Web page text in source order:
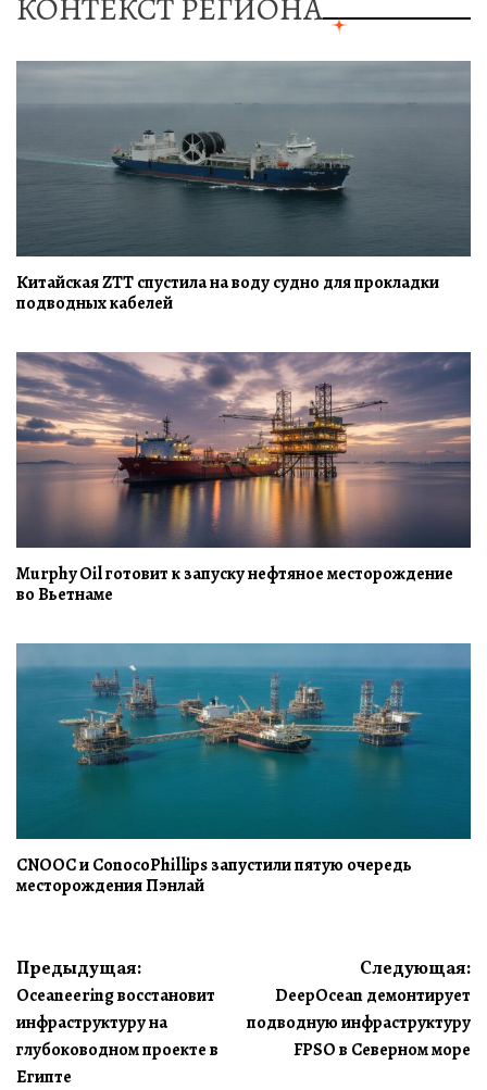
Китайская ZTT спустила на воду судно для прокладки
подводных кабелей
Murphy Oil готовит к запуску нефтяное месторождение
во Вьетнаме
CNOOC и ConocoPhillips запустили пятую очередь
месторождения Пэнлай
Навигация
по
записям
Предыдущая:
Oceaneering восстановит
инфраструктуру на
глубоководном проекте в
Египте
Следующая:
DeepOcean демонтирует
подводную инфраструктуру
FPSO в Северном море